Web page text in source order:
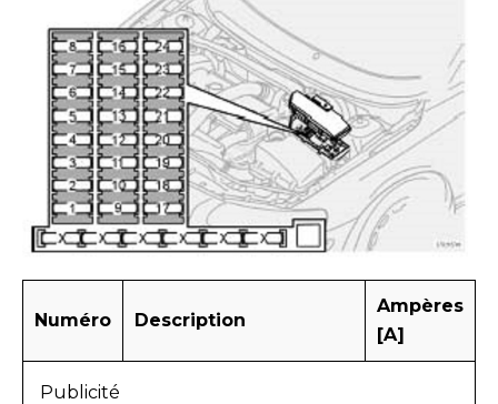
Numéro Description
Ampères
[A]
Publicité